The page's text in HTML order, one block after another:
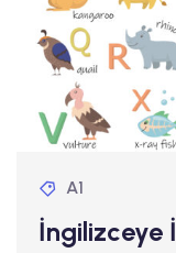
A1
İngilizceye